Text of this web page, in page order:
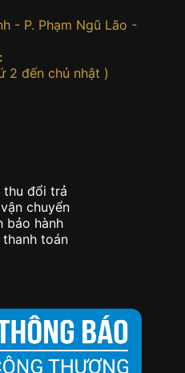
- P. Phạm Ngũ Lão -
2 đến chủ nhật )
thu đổi trả
chuyển
bảo hành
thanh toán